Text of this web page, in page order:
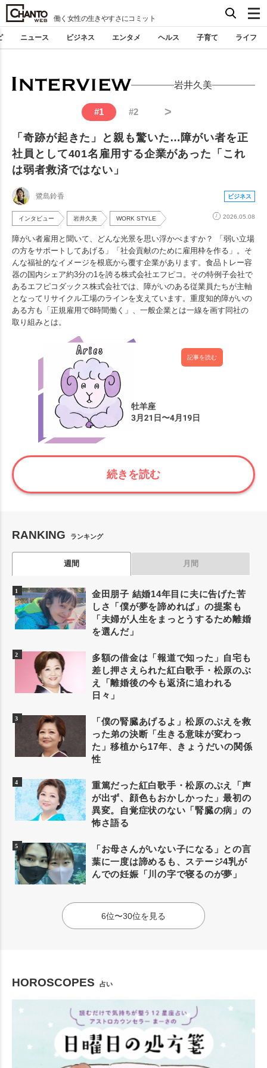
働く女性の生きやすさにコミット
ニュース ビジネス エンタメ ヘルス 子育て ライフ
岩井久美
#1 #2 >
「奇跡が起きた」と親も驚いた…障がい者を正
社員として401名雇用する企業があった「これ
は弱者救済ではない」
鷺島鈴香 ビジネス
インタビュー 岩井久美 WORK STYLE 2026.05.08
障がい者雇用と聞いて、どんな光景を思い浮かべますか？ 「弱い立場
の方をサポートしてあげる」「社会貢献のために雇用枠を作る」。そ
んな福祉的なイメージを根底から覆す企業があります。食品トレー容
器の国内シェア約3分の1を誇る株式会社エフピコ。その特例子会社で
あるエフピコダックス株式会社では、障がいのある従業員たちが主軸
となってリサイクル工場のラインを支えています。重度知的障がいの
ある方も「正規雇用で8時間働く」、一般企業とは一線を画す同社の
取り組みとは。
記事を読む
続きを読む
RANKING ランキング
週間 月間
金田朋子 結婚14年目に夫に告げた苦
しさ「僕が夢を諦めれば」の提案も
「夫婦が人生をまっとうするため離婚
を選んだ」
多額の借金は「報道で知った」自宅も
差し押さえられた紅白歌手・松原のぶ
え「離婚後の今も返済に追われる
日々」
「僕の腎臓あげるよ」松原のぶえを救
った弟の決断「生きる意味が変わっ
た」移植から17年、きょうだいの関係
性
重篤だった紅白歌手・松原のぶえ「声
が出ず、顔色もおかしかった」最初の
異変。自覚症状のない「腎臓の病」の
怖さ語る
「お母さんがいない子になる」との言
葉に一度は諦めるも、ステージ4乳が
んでの妊娠「川の字で寝るのが夢」
6位〜30位を見る
HOROSCOPES 占い